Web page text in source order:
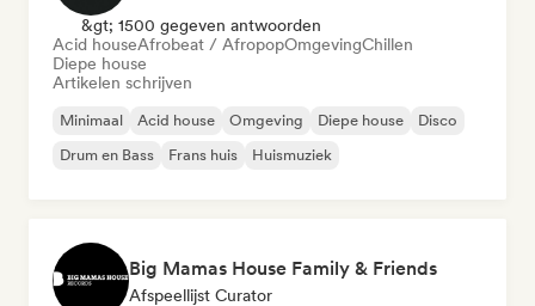
&gt; 1500 gegeven antwoorden
Acid houseAfrobeat / AfropopOmgevingChillen
Diepe house
Artikelen schrijven
Minimaal Acid house Omgeving Diepe house
Disco
Drum en Bass
Frans huis Huismuziek
Big Mamas House Family & Friends
Afspeellijst Curator